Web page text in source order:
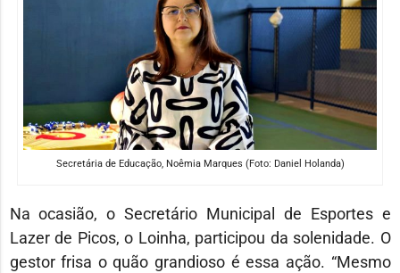
Secretária de Educação, Noêmia Marques (Foto: Daniel Holanda)
Na ocasião, o Secretário Municipal de Esportes e
Lazer de Picos, o Loinha, participou da solenidade. O
gestor frisa o quão grandioso é essa ação. “Mesmo